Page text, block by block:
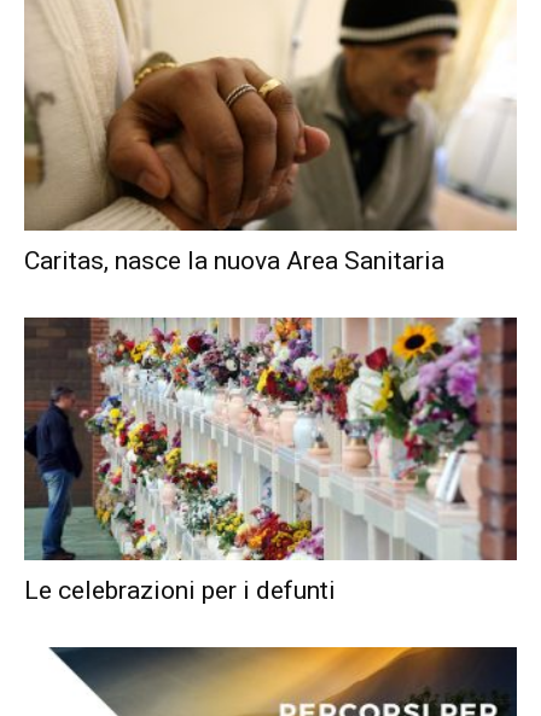
Caritas, nasce la nuova Area Sanitaria
Le celebrazioni per i defunti